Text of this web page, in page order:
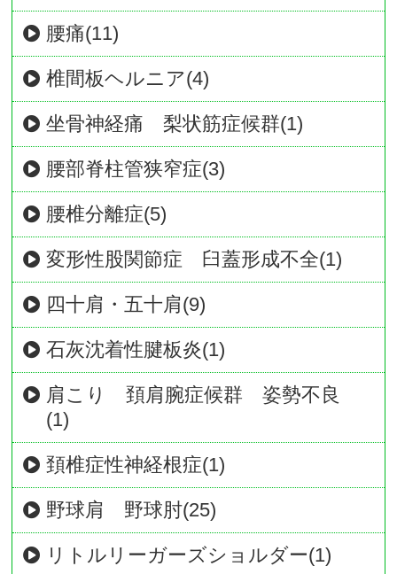
腰痛(11)
椎間板ヘルニア(4)
坐骨神経痛 梨状筋症候群(1)
腰部脊柱管狭窄症(3)
腰椎分離症(5)
変形性股関節症 臼蓋形成不全(1)
四十肩・五十肩(9)
石灰沈着性腱板炎(1)
肩こり 頚肩腕症候群 姿勢不良
(1)
頚椎症性神経根症(1)
野球肩 野球肘(25)
リトルリーガーズショルダー(1)